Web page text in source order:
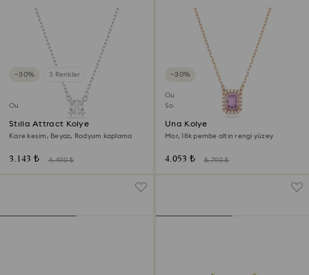
−30% 3 Renkler
Outlet
Stilla Attract Kolye
Kare kesim, Beyaz, Rodyum kaplama
3.143 ₺ 4.490 ₺
−30%
Outlet
Son Şans
Una Kolye
Mor, 18k pembe altın rengi yüzey
4.053 ₺ 5.790 ₺